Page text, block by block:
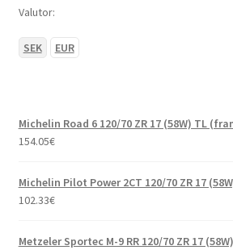
Valutor:
SEK EUR
Michelin Road 6 120/70 ZR 17 (58W) TL
154.05€
Michelin Pilot Power 2CT 120/70 ZR 17
102.33€
Metzeler Sportec M-9 RR 120/70 ZR 17